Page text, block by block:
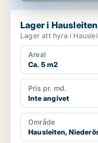
Lager i
Lager att hyra i
Areal
Ca. 5 m2
Pris pr. md.
Inte angivet
Område
Hausleiten,